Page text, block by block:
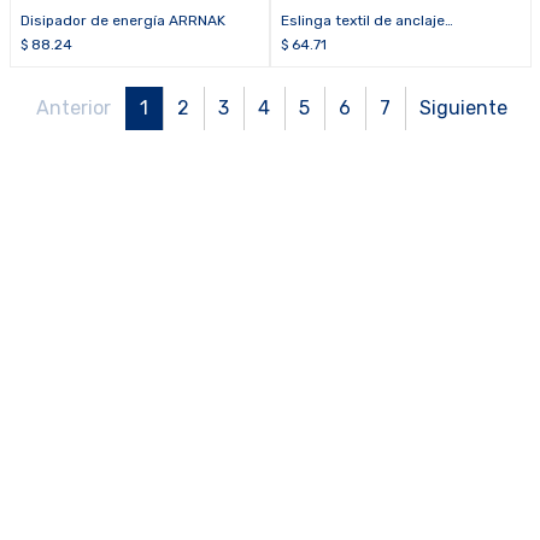
Disipador de energía ARRNAK
$ 88.24
Eslinga textil de anclaje
BAND35120, 35KN y 120 cm
$ 64.71
Anterior 1 2 3 4 5 6 7 Siguiente